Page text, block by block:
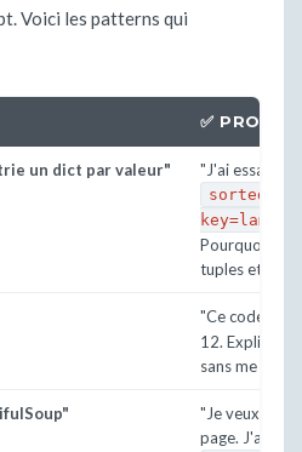
Voici les patterns qui
✅
un dict par valeur" "J'ai essayé
Pourquoi ça
tuples et pas
"Ce code lève
12. Explique-
sans me
"Je veux
page. J'ai